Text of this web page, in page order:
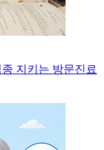
지키는 방문진료